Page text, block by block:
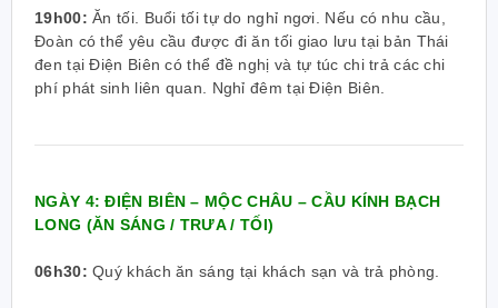
19h00: Ăn tối. Buổi tối tự do nghỉ ngơi. Nếu có nhu cầu,
Đoàn có thể yêu cầu được đi ăn tối giao lưu tại bản Thái
đen tại Điện Biên có thể đề nghị và tự túc chi trả các chi
phí phát sinh liên quan. Nghỉ đêm tại Điện Biên.
NGÀY 4: ĐIỆN BIÊN – MỘC CHÂU – CẦU KÍNH BẠCH
LONG (ĂN SÁNG / TRƯA / TỐI)
06h30: Quý khách ăn sáng tại khách sạn và trả phòng.